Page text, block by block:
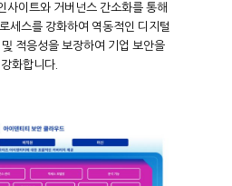
사이트와 거버넌스 간소화를통해
세스를 강화하여 역동적인 디지털
및 적응성을보장하여 기업 보안을
강화합니다.